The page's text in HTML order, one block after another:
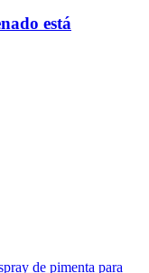
está
de pimenta para